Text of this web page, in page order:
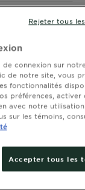
connexion sur
de notre site, vous
fonctionnalités
préférences, activer
avec notre
sur les témoins,
Accepter tous les
Rejeter tous